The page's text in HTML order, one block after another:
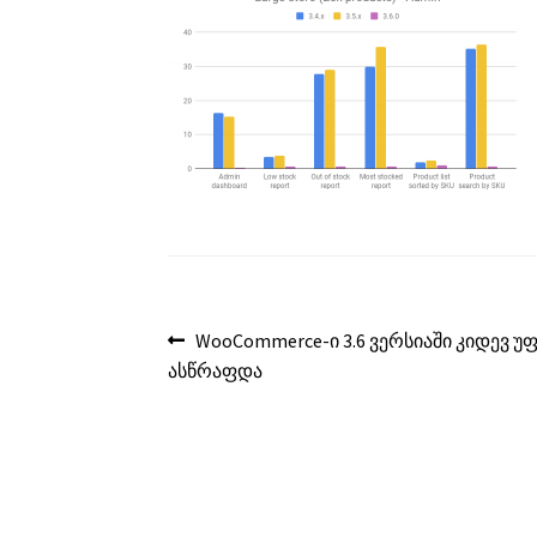
პოსტის
ნავიგაცია
წინა
ჩანაწერი:
WooCommerce-ი 3.6 ვერსიაში კიდევ
ასწრაფდა